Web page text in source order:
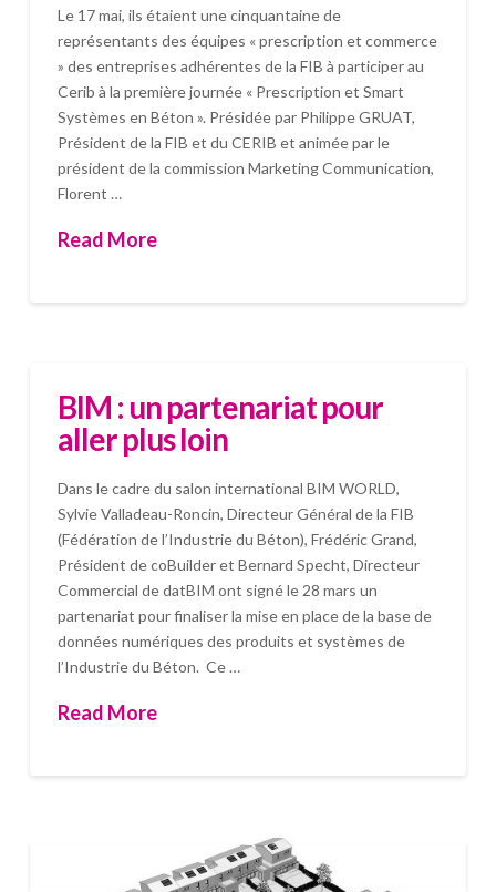
Le 17 mai, ils étaient une cinquantaine de
représentants des équipes « prescription et commerce
» des entreprises adhérentes de la FIB à participer au
Cerib à la première journée « Prescription et Smart
Systèmes en Béton ». Présidée par Philippe GRUAT,
Président de la FIB et du CERIB et animée par le
président de la commission Marketing Communication,
Florent …
Read More
BIM : un partenariat pour
aller plus loin
Dans le cadre du salon international BIM WORLD,
Sylvie Valladeau-Roncin, Directeur Général de la FIB
(Fédération de l’Industrie du Béton), Frédéric Grand,
Président de coBuilder et Bernard Specht, Directeur
Commercial de datBIM ont signé le 28 mars un
partenariat pour finaliser la mise en place de la base de
données numériques des produits et systèmes de
l’Industrie du Béton. Ce …
Read More